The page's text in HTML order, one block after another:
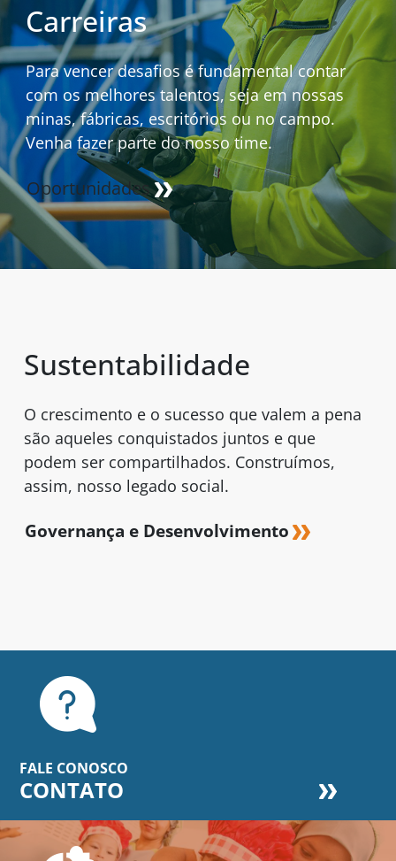
Carreiras
Para vencer desafios é fundamental contar
com os melhores talentos, seja em nossas
minas, fábricas, escritórios ou no campo.
Venha fazer parte do nosso time.
Oportunidades
Sustentabilidade
O crescimento e o sucesso que valem a pena
são aqueles conquistados juntos e que
podem ser compartilhados. Construímos,
assim, nosso legado social.
Governança e Desenvolvimento
FALE CONOSCO
CONTATO